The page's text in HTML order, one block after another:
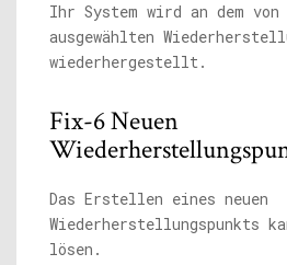
Ihr System wird an dem von
ausgewählten
wiederhergestellt.
Fix-6 Neuen
Das Erstellen eines neuen
Wiederherstellungspunkts
lösen.